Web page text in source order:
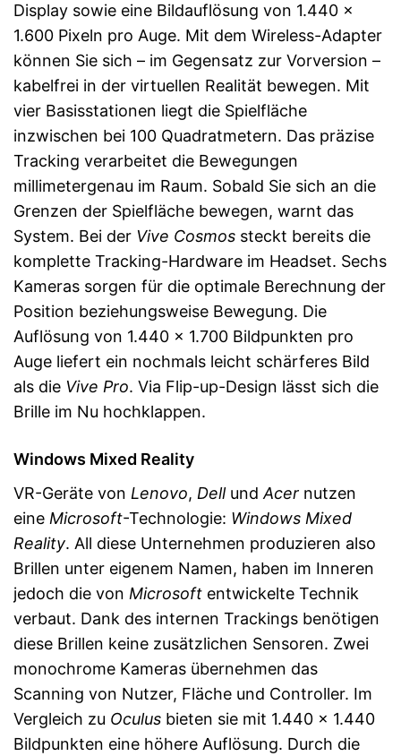
Display sowie eine Bildauflösung von 1.440 x
1.600 Pixeln pro Auge. Mit dem Wireless-Adapter
können Sie sich – im Gegensatz zur Vorversion –
kabelfrei in der virtuellen Realität bewegen. Mit
vier Basisstationen liegt die Spielfläche
inzwischen bei 100 Quadratmetern. Das präzise
Tracking verarbeitet die Bewegungen
millimetergenau im Raum. Sobald Sie sich an die
Grenzen der Spielfläche bewegen, warnt das
System. Bei der Vive Cosmos steckt bereits die
komplette Tracking-Hardware im Headset. Sechs
Kameras sorgen für die optimale Berechnung der
Position beziehungsweise Bewegung. Die
Auflösung von 1.440 x 1.700 Bildpunkten pro
Auge liefert ein nochmals leicht schärferes Bild
als die Vive Pro. Via Flip-up-Design lässt sich die
Brille im Nu hochklappen.
Windows Mixed Reality
VR-Geräte von Lenovo, Dellund Acer nutzen
eine Microsoft-Technologie: Windows Mixed
Reality. All diese Unternehmen produzieren also
Brillen unter eigenem Namen, haben im Inneren
jedoch die von Microsoft entwickelte Technik
verbaut. Dank des internen Trackings benötigen
diese Brillen keine zusätzlichen Sensoren. Zwei
monochrome Kameras übernehmen das
Scanning von Nutzer, Fläche und Controller. Im
Vergleich zu Oculus bieten sie mit 1.440 x 1.440
Bildpunkten eine höhere Auflösung. Durch die